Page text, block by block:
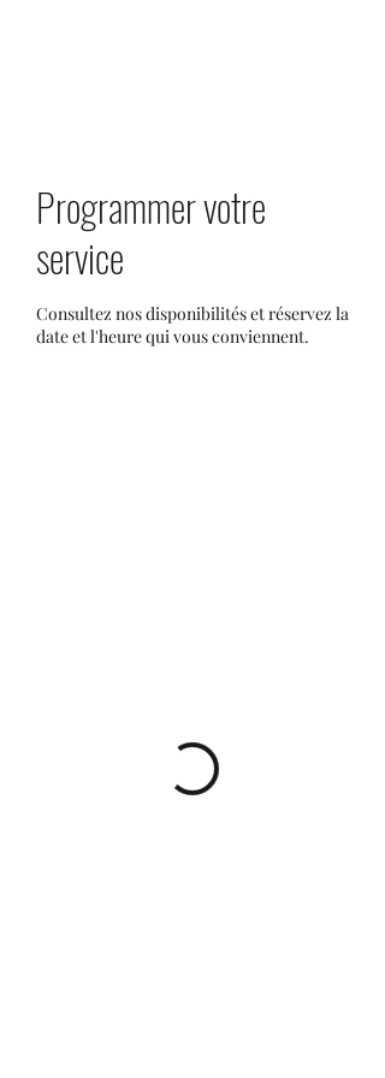
Programmer votre
service
Consultez nos disponibilités et réservez la
date et l'heure qui vous conviennent.